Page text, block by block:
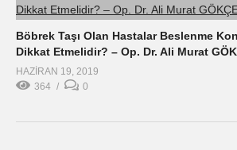
Böbrek Taşı Olan Hastalar Beslenme
Dikkat Etmelidir? – Op. Dr. Ali Murat
HAZIRAN 19, 2019
364
0